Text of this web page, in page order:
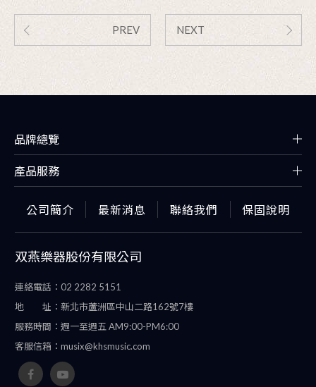
PREV NEXT
品牌總覽
產品服務
公司簡介 最新消息 聯絡我們 保固說明
双燕樂器股份有限公司
連絡電話： 02 2282 5151
地 址： 新北市蘆洲區中山二路162號7樓
服務時間： 週一至週五 AM9:00-PM6:00
客服信箱： musix@khsmusic.com